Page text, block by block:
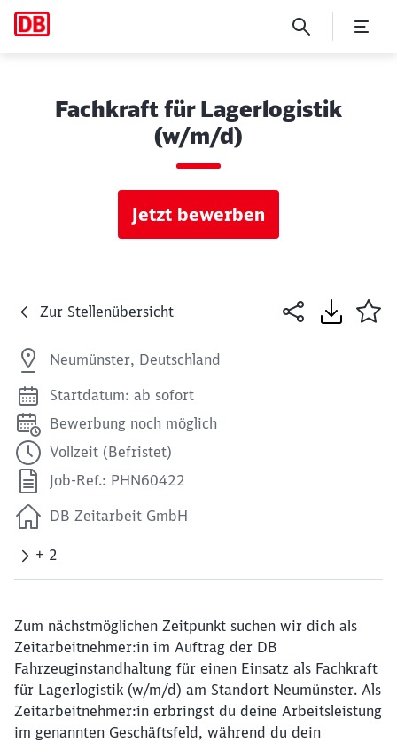
Fachkraft für Lagerlogistik
(w/m/d)
Jetzt bewerben
Zur Stellenübersicht
Neumünster, Deutschland
Startdatum: ab sofort
Bewerbung noch möglich
Vollzeit (Befristet)
Job-Ref.: PHN60422
DB Zeitarbeit GmbH
+ 2
Zum nächstmöglichen Zeitpunkt suchen wir dich als
Zeitarbeitnehmer:in im Auftrag der DB
Fahrzeuginstandhaltung für einen Einsatz als Fachkraft
für Lagerlogistik (w/m/d) am Standort Neumünster. Als
Zeitarbeitnehmer:in erbringst du deine Arbeitsleistung
im genannten Geschäftsfeld, während du dein